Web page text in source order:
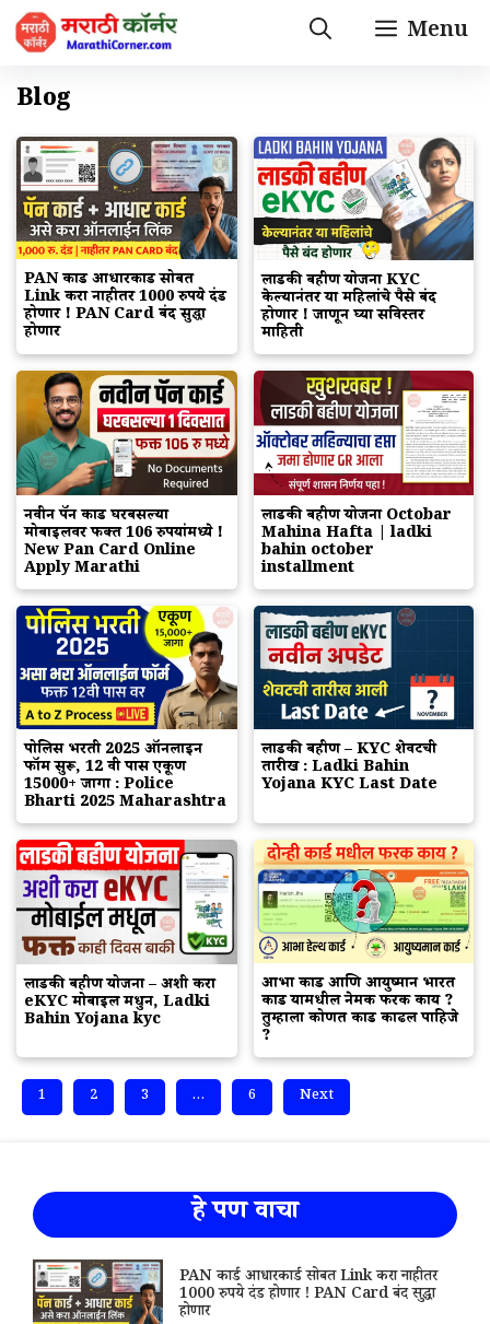
Skip
to
content
Menu
Blog
PAN कार्ड आधारकार्ड सोबत
Link करा नाहीतर 1000 रुपये दंड
होणार ! PAN Card बंद सुद्धा
होणार
लाडकी बहीण योजना KYC
केल्यानंतर या महिलांचे पैसे बंद
होणार ! जाणून घ्या सविस्तर
माहिती
नवीन पॅन कार्ड घरबसल्या
मोबाईलवर फक्त 106 रुपयांमध्ये !
New Pan Card Online
Apply Marathi
लाडकी बहीण योजना Octobar
Mahina Hafta | ladki
bahin october
installment
पोलिस भरती 2025 ऑनलाईन
फॉर्म सुरू, 12 वी पास एकूण
15000+ जागा : Police
Bharti 2025 Maharashtra
लाडकी बहीण – KYC शेवटची
तारीख : Ladki Bahin
Yojana KYC Last Date
लाडकी बहीण योजना – अशी करा
eKYC मोबाईल मधुन, Ladki
Bahin Yojana kyc
आभा कार्ड आणि आयुष्मान भारत
कार्ड यामधील नेमक फरक काय ?
तुम्हाला कोणत कार्ड काढल पाहिजे
?
1 2 3 … 6 Next
हे पण वाचा
PAN कार्ड आधारकार्ड सोबत Link करा नाहीतर
1000 रुपये दंड होणार ! PAN Card बंद सुद्धा
होणार